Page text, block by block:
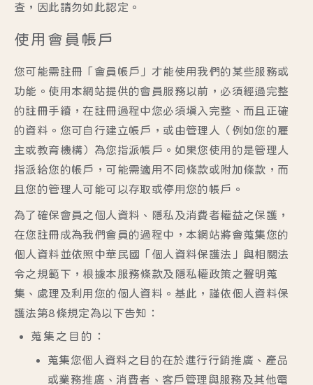
查，因此請勿如此認定。
使用會員帳戶
您可能需註冊「會員帳戶」才能使用我們的某些服務或
功能。使用本網站提供的會員服務以前，必須經過完整
的註冊手續，在註冊過程中您必須填入完整、而且正確
的資料。您可自行建立帳戶，或由管理人（例如您的雇
主或教育機構）為您指派帳戶。如果您使用的是管理人
指派給您的帳戶，可能需適用不同條款或附加條款，而
且您的管理人可能可以存取或停用您的帳戶。
為了確保會員之個人資料、隱私及消費者權益之保護，
在您註冊成為我們會員的過程中，本網站將會蒐集您的
個人資料並依照中華民國「個人資料保護法」與相關法
令之規範下，根據本服務條款及隱私權政策之聲明蒐
集、處理及利用您的個人資料。基此，謹依個人資料保
護法第8條規定為以下告知：
蒐集之目的：
蒐集您個人資料之目的在於進行行銷推廣、產品
或業務推廣、消費者、客戶管理與服務及其他電